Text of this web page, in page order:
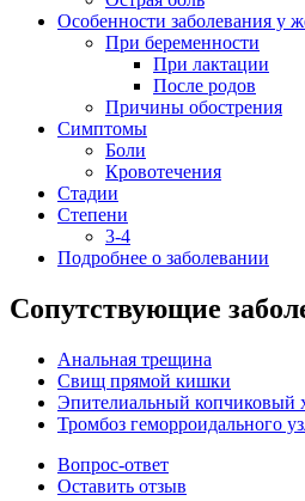
Особенности заболевания у
При беременности
При лактации
После родов
Причины обострения
Симптомы
Боли
Кровотечения
Стадии
Степени
3-4
Подробнее о заболевании
Сопутствующие
Анальная трещина
Свищ прямой кишки
Эпителиальный копчиковый
Тромбоз геморроидального
Вопрос-ответ
Оставить отзыв